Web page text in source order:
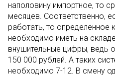
наполовину импортное, то
месяцев. Соответственно,
работать, то определенное
необходимо иметь на
внушительные цифры, ведь
150 000 рублей. А таких
необходимо 7-12. В смену